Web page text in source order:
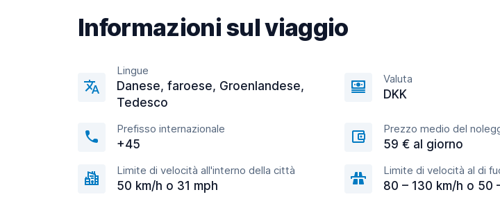
Informazioni sul viaggio
Lingue
Danese, faroese, Groenlandese,
Tedesco
Valuta
DKK
Prefisso internazionale
+45
Prezzo medio del
59 € al giorno
Limite di velocità all'interno della città
50 km/h o 31 mph
Limite di velocità al di
80 – 130 km/h o 50